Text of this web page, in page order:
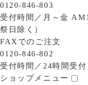
0120-846-803
受付時間／ 月～金
祭日除く）
FAXでのご注文
0120-846-802
受付時間／ 24時間受付
ショップメニュー